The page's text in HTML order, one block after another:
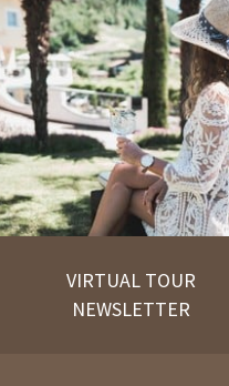
VIRTUAL TOUR
NEWSLETTER